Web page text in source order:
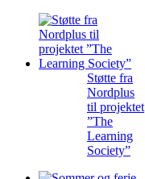
Støtte fra
Nordplus
til projektet
”The
Learning
Society”